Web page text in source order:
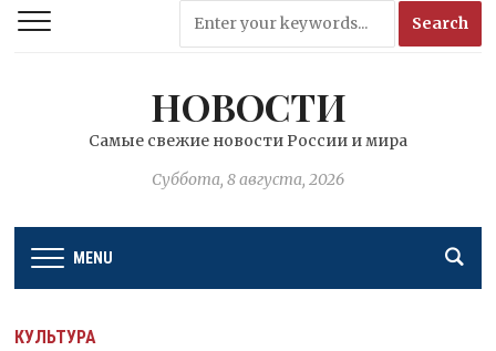
НОВОСТИ
Самые свежие новости России и мира
Суббота, 8 августа, 2026
MENU
КУЛЬТУРА